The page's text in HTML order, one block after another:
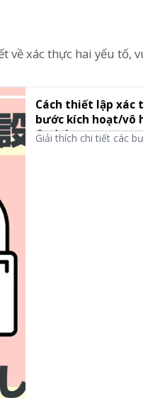
về xác thực hai yếu tố,
Cách thiết lập xác
bước kích hoạt/vô
Ondoku
Giải thích chi tiết các